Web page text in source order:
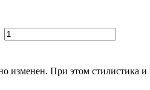
изменен. При этом стилистика